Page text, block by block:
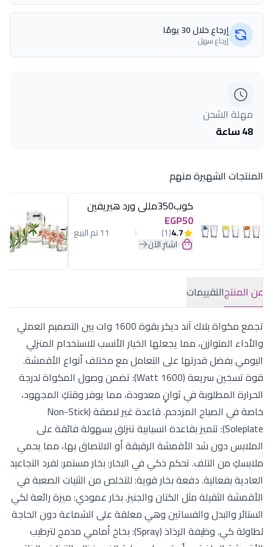
إرجاع خلال 30 يومًا
إرجاع سهل
مهلة الشحن
48 ساعة
المنتجات الشهيرة منهم
كوب350مللى ورد هيريفين
EGP50
4.7
(1) 11 تم البيع
اشترِ الآن
عن المنتجالتقييمات
تجمع مكواة بلاك آند ديكر بقوة 1600 وات بين التصميم العملي
والأداء المتوازن، مما يجعلها الخيار الأنسب للاستخدام المنزلي
اليومي بفضل قدرتها على التعامل مع مختلف أنواع الأقمشة.
قوة تسخين سريعة (1600 Watt): تضمن وصول المكواة لدرجة
الحرارة المطلوبة في ثوانٍ معدودة، مما يوفر وقتكِ المجهود،
خاصة في الصباح المزدحم. قاعدة غير لاصقة (Non-Stick
Soleplate): تتميز بقاعدة انسيابية تنزلق بسهولة فائقة على
الملابس دون شد الأقمشة الرقيقة أو الالتصاق بها، مما يحمي
ملابسكِ من التلف. تحكم ذكي في البخار: بخار مستمر: لفرد التجاعيد
العادية بفعالية. دفعة بخار قوية: للتخلص من الثنيات الصعبة في
الأقمشة الثقيلة مثل الكتان والجنيز. بخار عمودي: ميزة رائعة لكي
الستائر والبدل والفساتين وهي معلقة على الشماعة دون الحاجة
لطاولة كي. وظيفة الرذاذ (Spray): بخاخ أمامي مدمج لترطيب